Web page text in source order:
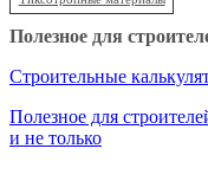
Полезное для
Строительные
Полезное для
и не только